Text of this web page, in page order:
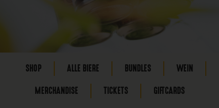
SHOP ALLE BIERE BUNDLES WEIN
MERCHANDISE TICKETS GIFTCARDS